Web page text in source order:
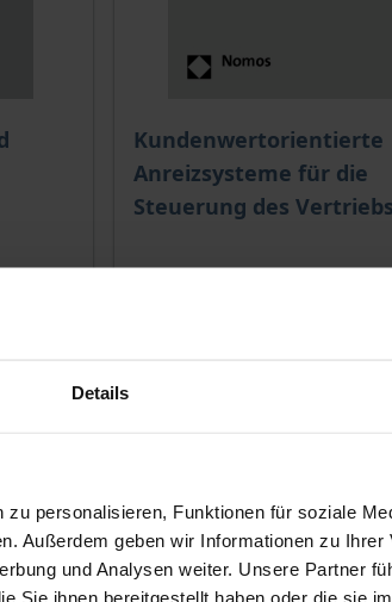
Details
personalisieren, Funktionen für soziale
Außerdem geben wir Informationen zu Ihrer
und Analysen weiter. Unsere Partner
Sie ihnen bereitgestellt haben oder die sie
chosen on the product page
Kundenwertorientierte
Anreizsysteme für die
Steuerung des Vertriebs
The price depends on the
Add to Cart